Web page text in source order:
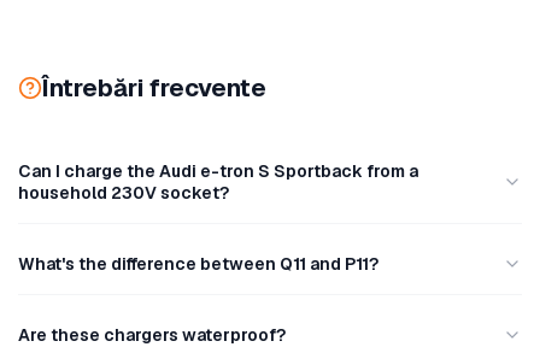
Întrebări frecvente
Can I charge the Audi e-tron S Sportback from a
household 230V socket?
What's the difference between Q11 and P11?
Are these chargers waterproof?